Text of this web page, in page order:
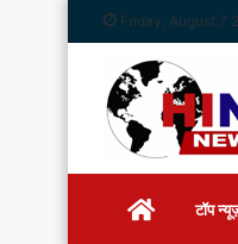
Friday, August 7
Homeटॉप